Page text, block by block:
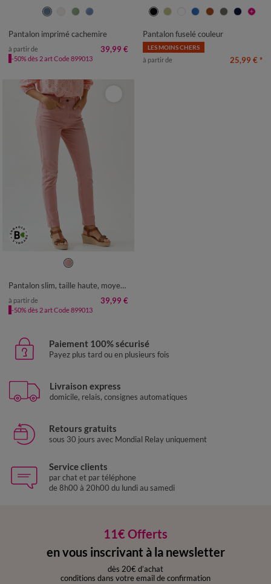
38 40 42 44
Pantalon imprimé cachemire
à partir de 39,99 €
-50% dès 2 art Code 899013
36 38 40 42 44 46
48
Pantalon fuselé couleur
LES MOINS CHERS
à partir de 25,99 € *
42
Pantalon slim, taille haute, moyenne stature
à partir de 39,99 €
-50% dès 2 art Code 899013
Paiement 100% sécurisé
Payez plus tard ou en plusieurs fois
Livraison express
domicile, relais, consignes automatiques
Retours gratuits
sous 30 jours avec Mondial Relay uniquement
Service clients
par chat et par téléphone
de 8h00 à 20h00 du lundi au samedi
11€ Offerts
en vous inscrivant à la newsletter
dès 20€ d’achat
conditions dans votre email de confirmation